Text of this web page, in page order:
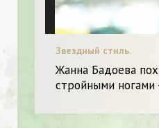
Звездный стиль.
Жанна Бадоева
стройными ногами